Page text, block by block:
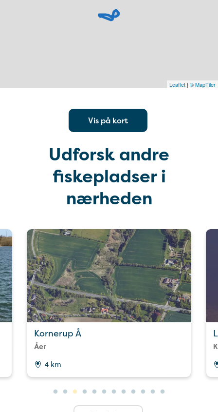
Leaflet | © MapTiler
Vis på kort
Udforsk andre
fiskepladser i
nærheden
Kornerup Å
Åer
4 km